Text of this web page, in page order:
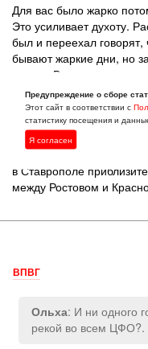
Для вас было жарко
Это усиливает духоту.
был и переехал говорят,
бывают жаркие дни, но
можно. Высотное
и удаленность от моря
зайти в ветку Пять
и почитать отзывы.
и Ростов-на-Дону. Там
со Ставрополем. Я
в Ставрополе
между Ростовом и
ВПВГ
Ольха: И ни одного
рекой во всем ЦФО?.
Предупреждение о сборе
Этот сайт в соответствии с
статистику посещения и
Я согласен